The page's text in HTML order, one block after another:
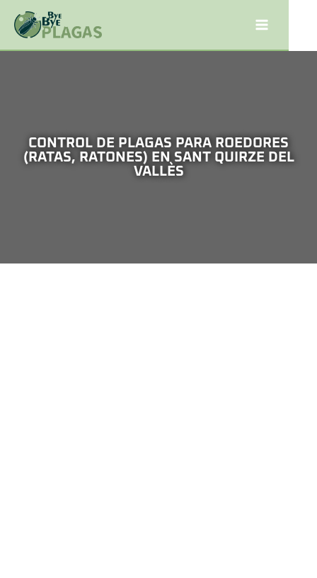
CONTROL DE PLAGAS PARA ROEDORES
(RATAS, RATONES) EN SANT QUIRZE DEL
VALLÈS